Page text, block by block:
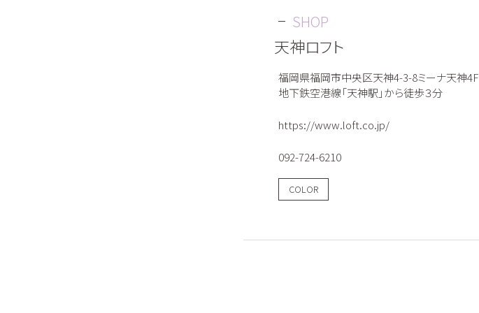
SHOP
天神ロフト
福岡県福岡市中央区天神4-3-8ミーナ天神4F
地下鉄空港線「天神駅」から徒歩３分
https://www.loft.co.jp/
092-724-6210
COLOR